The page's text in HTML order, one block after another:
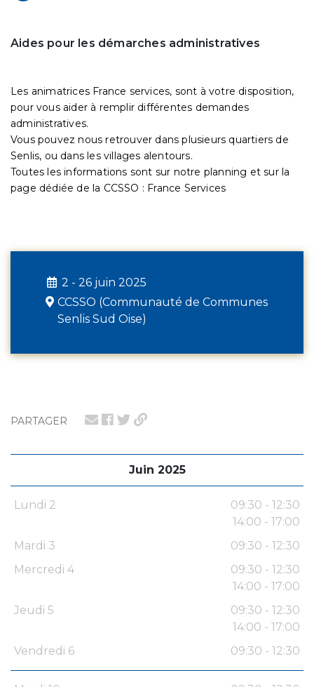
PARTAGER
Juin 2025
Lundi 2
09:30 - 12:30
14:00 - 17:00
Mardi 3
09:30 - 12:30
Mercredi 4
09:30 - 12:30
14:00 - 17:00
Jeudi 5
09:30 - 12:30
14:00 - 17:00
Vendredi 6
09:30 - 12:30
Aides pour les démarches administratives
Les animatrices France services, sont à votre disposition,
pour vous aider à remplir différentes demandes
administratives.
Vous pouvez nous retrouver dans plusieurs quartiers de
Senlis, ou dans les villages alentours.
Toutes les informations sont sur notre planning et sur la
page dédiée de la CCSSO : France Services
2 - 26 juin 2025
CCSSO (Communauté de Communes
Senlis Sud Oise)